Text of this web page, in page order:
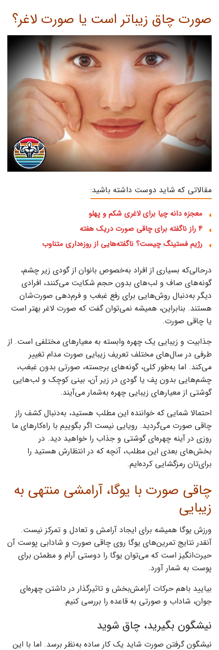
صورت چاق زیباتر است یا صورت لاغر؟
مقالاتی که شاید دوست داشته باشید:
معجزه دانه چیا برای لاغری شکم و پهلو
۴ راز ناگفته برای چاقی صورت دریک هفته
رژیم فستینگ چیست؟ ناگفته‌هایی از روزه‌داری متناوب
درحالی‌که بسیاری از افراد به‌خصوص بانوان از گودی زیر چشم،
گونه‌های صاف و لب‌های بدون حجم شکایت می‌کنند، افرادی
دیگر به‌دنبال روش‌هایی برای رفع غبغب و فرم‌دهی صورت‌شان
هستند. بنابراین، همیشه نمی‌توان گفت که صورت لاغر بهتر است
یا چاقی صورت.
جذابیت و زیبایی یک چهره وابسته به معیارهای مختلفی است. از
طرفی در سال‌های مختلف تعریف زیبایی صورت مدام تغییر
می‌کند. اما به‌طور کلی، گونه‌های برجسته، صورتی بدون غبغب،
چشم‌هایی بدون پف یا گودی در زیر آن، بینی کوچک و لب‌هایی
گوشتی از معیارهای زیبایی چهره به‌شمار می‌آیند‌.
احتمالا شمایی که خواننده این مطلب هستید، به‌دنبال کشف راز
چاقی صورت می‌گردید. رویایی نیست اگر بگوییم با راه‌کارهای ما
روزی در آینه چهره‌ای گوشتی و جذاب را خواهید دید. در
بخش‌های بعدی این مطلب، آنچه که در انتظارش هستید را
برای‌تان رمزگشایی کرده‌ایم‌.
چاقی صورت با یوگا، آرامشی منتهی به
زیبایی
ورزش یوگا همیشه برای ایجاد آرامش و تعادل و تمرکز نیست.
آنقدر نتایج تمرین‌های یوگا روی چاقی صورت و شادابی پوست آن
حیرت‌انگیز است که می‌توان یوگا را دوستی آرام و مطمئن برای
پوست به شمار آورد.
بیایید باهم حرکات آرامش‌بخش و تاثیرگذار در داشتن چهره‌ای
جوان، شاداب و صورتی به‌ قاعده را بررسی کنیم.
نیشگون بگیرید، چاق شوید
نیشگون گرفتن صورت شاید یک کار ساده به‌نظر برسد. اما با این‌